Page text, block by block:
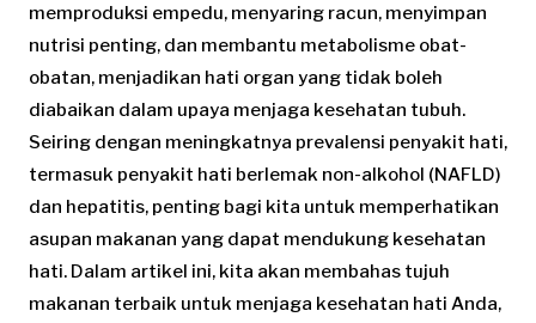
memproduksi empedu, menyaring racun, menyimpan
nutrisi penting, dan membantu metabolisme obat-
obatan, menjadikan hati organ yang tidak boleh
diabaikan dalam upaya menjaga kesehatan tubuh.
Seiring dengan meningkatnya prevalensi penyakit hati,
termasuk penyakit hati berlemak non-alkohol (NAFLD)
dan hepatitis, penting bagi kita untuk memperhatikan
asupan makanan yang dapat mendukung kesehatan
hati. Dalam artikel ini, kita akan membahas tujuh
makanan terbaik untuk menjaga kesehatan hati Anda,